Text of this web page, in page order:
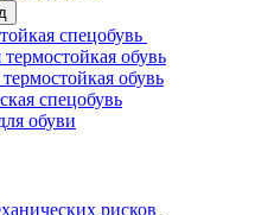
спецобувь
обувь
обувь
спецобувь
обуви
рисков